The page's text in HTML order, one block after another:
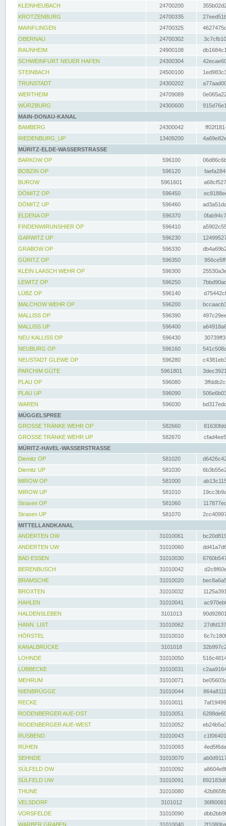
KLEINHEUBACH 24700200
KROTZENBURG
24700335
MAINFLINGEN
24700325
OBERNAU
24700302
RAUNHEIM
24900108
SCHWEINFURT NEUER HAFEN
24300304
STEINBACH
24500100
TRUNSTADT
24300202
WERTHEIM
24709089
WÜRZBURG
24300600
MAIN-DONAU-KANAL
BAMBERG
24300042
RIEDENBURG_UP
13409200
MÜRITZ-ELDE-WASSERSTRASSE
BARKOW OP
596100
BOBZIN OP
596120
BUROW
5961601
DÖMITZ OP
596450
DÖMITZ UP
596460
ELDENA OP
596370
FINDENWIRUNSHIER OP
596410
GARWITZ UP
596230
GRABOW OP
596330
GÜRITZ OP
596350
KLEIN LAASCH WEHR OP
596300
LEWITZ OP
596250
LÜBZ OP
596140
MALCHOW WEHR OP
596200
MALLISS OP
596390
MALLISS UP
596400
NEU KALLISS OP
596430
NEUBURG OP
596160
NEUSTADT GLEWE OP
596280
PARCHIM GÜTE
5961801
PLAU OP
596080
PLAU UP
596090
WAREN
596030
MÜGGELSPREE
GROSSE TRÄNKE WEHR OP
582660
GROSSE TRÄNKE WEHR UP
582670
MÜRITZ-HAVEL-WASSERSTRASSE
Diemitz OP
581020
Diemitz UP
581030
MIROW OP
581000
MIROW UP
581010
Strasen OP
581060
Strasen UP
581070
MITTELLANDKANAL
ANDERTEN OW
31010061
ANDERTEN UW
31010060
BAD ESSEN
31010030
BERENBUSCH
31010042
BRAMSCHE
31010020
BROXTEN
31010032
HAHLEN
31010041
HALDENSLEBEN
3101013
HANN. LIST
31010062
HÖRSTEL
31010010
KANALBRÜCKE
3101018
LOHNDE
31010050
LÜBBECKE
31010031
MEHRUM
31010071
NIENBRÜGGE
31010044
RECKE
31010011
RODENBERGER AUE-OST
31010051
RODENBERGER AUE-WEST
31010052
RUSBEND
31010043
RÜHEN
31010093
SEHNDE
31010070
SÜLFELD OW
31010092
SÜLFELD UW
31010091
THUNE
31010080
VELSDORF
3101012
VORSFELDE
31010090
WARBER GRABEN
31010040